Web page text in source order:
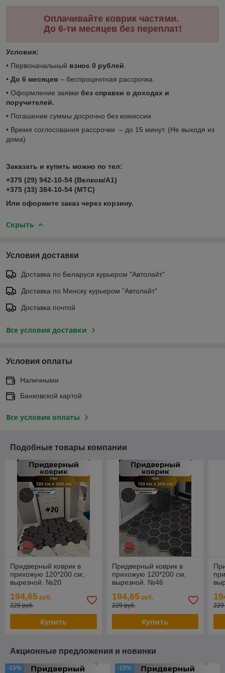
Оплачивайте коврик частями.
До 6-ти месяцев без переплат!
Условия:
• Первоначальный взнос 0 рублей
• До 6 месяцев – беспроцентная рассрочка.
• Оформление заявки без справки о доходах и
поручителей.
• Погашение суммы досрочно без комиссии.
• Время соглосования рассрочки – до 15 минут. (Не выходя из
дома)
Заказать и купить можно по тел:
+375 (29) 942-10-54 (Велком/А1)
+375 (33) 384-10-54 (МТС)
Или оформите заказ через корзину.
Скрыть
Условия доставки
Доставка по Беларуси курьером "Автолайт"
Доставка по Минску курьером "Автолайт"
Доставка почтой
Все условия доставки
Условия оплаты
Наличными
Банковской картой
Все условия оплаты
Подобные товары компании
Придверный коврик в
прихожую 120*200 см,
вырезной. №20
194,65 руб.
229 руб.
Купить
Придверный коврик в
прихожую 120*200 см,
вырезной. №46
194,65руб.
229 руб.
Купить
229
Акционные предложения и новинки
-15% -15%